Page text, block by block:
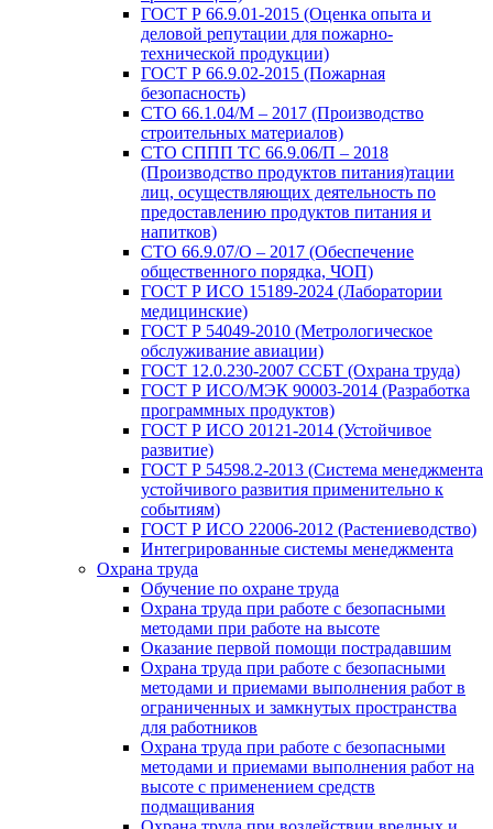
ГОСТ Р 66.9.01-2015 (Оценка опыта и
деловой репутации для пожарно-
технической продукции)
ГОСТ Р 66.9.02-2015 (Пожарная
безопасность)
СТО 66.1.04/М – 2017 (Производство
строительных материалов)
СТО СППП ТС 66.9.06/П – 2018
(Производство продуктов питания)тации
лиц, осуществляющих деятельность по
предоставлению продуктов питания и
напитков)
СТО 66.9.07/О – 2017 (Обеспечение
общественного порядка, ЧОП)
ГОСТ Р ИСО 15189-2024 (Лаборатории
медицинские)
ГОСТ Р 54049-2010 (Метрологическое
обслуживание авиации)
ГОСТ 12.0.230-2007 ССБТ (Охрана труда)
ГОСТ Р ИСО/МЭК 90003-2014 (Разработка
программных продуктов)
ГОСТ Р ИСО 20121-2014 (Устойчивое
развитие)
ГОСТ Р 54598.2-2013 (Система менеджмента
устойчивого развития применительно к
событиям)
ГОСТ Р ИСО 22006-2012 (Растениеводство)
Интегрированные системы менеджмента
Охрана труда
Обучение по охране труда
Охрана труда при работе с безопасными
методами при работе на высоте
Оказание первой помощи пострадавшим
Охрана труда при работе с безопасными
методами и приемами выполнения работ в
ограниченных и замкнутых пространства
для работников
Охрана труда при работе с безопасными
методами и приемами выполнения работ на
высоте с применением средств
подмащивания